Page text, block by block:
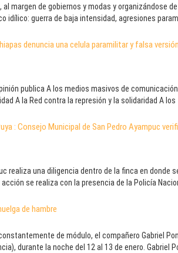
margen de gobiernos y modas y organizándose
idílico: guerra de baja intensidad, agresiones
denuncia una celula paramilitar y falsa versión
publica A los medios masivos de
A la Red contra la represión y la solidaridad A los
: Consejo Municipal de San Pedro Ayampuc
realiza una diligencia dentro de la finca en donde
se realiza con la presencia de la Policía
de hambre
de módulo, el compañero Gabriel
durante la noche del 12 al 13 de enero. Gabriel